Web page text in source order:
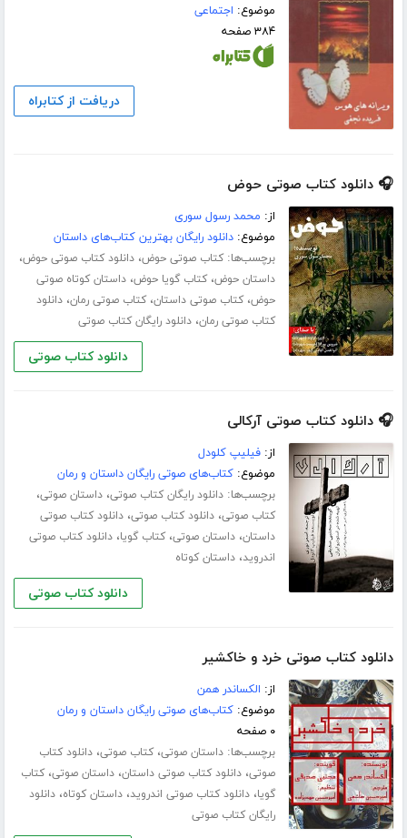
موضوع: اجتماعی
۳۸۴ صفحه
دریافت از کتابراه
🎧 دانلود کتاب صوتی حوض
از: محمد رسول سوری
موضوع:دانلود رایگان بهترین کتاب‌های داستان
برچسب‌ها:کتاب صوتی حوض،دانلود کتاب صوتی حوض،
داستان حوض،کتاب گویا حوض،داستان کوتاه صوتی
حوض،کتاب صوتی داستان،کتاب صوتی رمان،دانلود
کتاب صوتی رمان،دانلود رایگان کتاب صوتی
دانلود کتاب صوتی
🎧 دانلود کتاب صوتی آرکالی
از:فیلیپ کلودل
موضوع:کتاب‌های صوتی رایگان داستان و رمان
برچسب‌ها:دانلود رایگان کتاب صوتی،داستان صوتی،
کتاب صوتی،دانلود کتاب صوتی،دانلود کتاب صوتی
داستان،داستان صوتی،کتاب گویا،دانلود کتاب صوتی
اندروید،داستان کوتاه
دانلود کتاب صوتی
دانلود کتاب صوتی خرد و خاکشیر
از: الکساندر همن
موضوع:کتاب‌های صوتی رایگان داستان و رمان
۰ صفحه
برچسب‌ها:داستان صوتی،کتاب صوتی،دانلود کتاب
صوتی،دانلود کتاب صوتی داستان،داستان صوتی،کتاب
گویا،دانلود کتاب صوتی اندروید،داستان کوتاه،دانلود
رایگان کتاب صوتی